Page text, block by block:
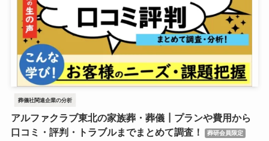
葬儀社関連企業の分析
アルファクラブ東北の家族葬・葬儀┃プランや費用から
口コミ・評判・トラブルまでまとめて調査！
葬研会員限定